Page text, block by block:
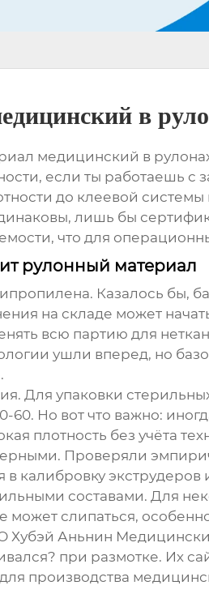
в
медицинский в
если ты работаешь с
до клеевой
лишь бы
что для
рулонный материал
Казалось бы,
на складе может
всю партию для
ушли вперед, но
Для упаковки
Но вот что важно:
плотность без учёта
Проверяли
в калибровку
составами. Для
может слипаться,
Хубэй Аньнин
при размотке. Их
производства